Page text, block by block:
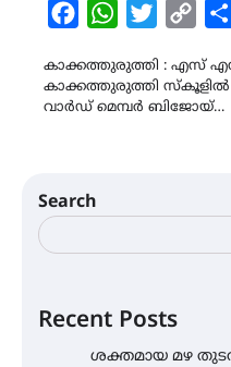
FacebookWhatsAppTwitterCopy
കാക്കത്തുരുത്തി : എസ്
കാക്കത്തുരുത്തി
വാർഡ് മെമ്പർ ബിജോയ്…
Search
Recent Posts
ശക്തമായ മഴ